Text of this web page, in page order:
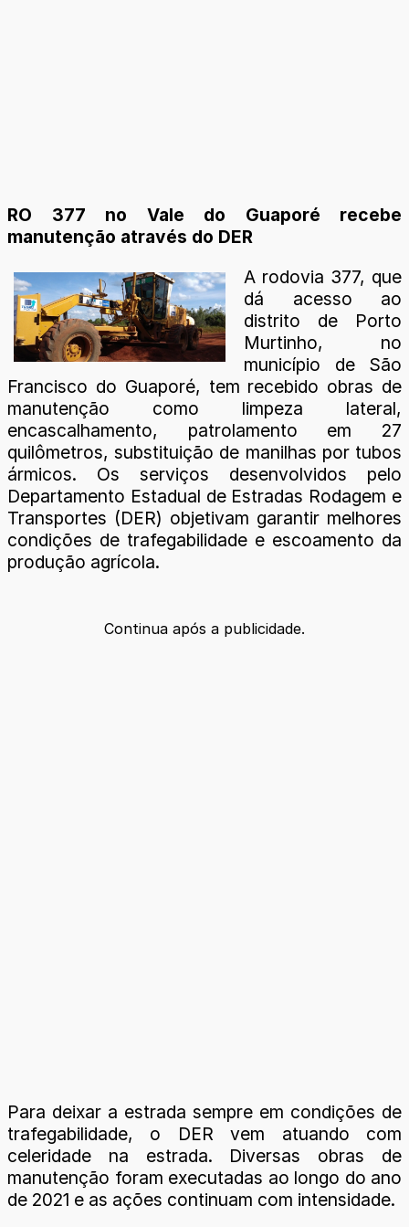
RO 377 no Vale do Guaporé recebe
manutenção através do DER
A rodovia 377, que
dá acesso ao
distrito de Porto
Murtinho, no
município de São
Francisco do Guaporé, tem recebido obras de
manutenção como limpeza lateral,
encascalhamento, patrolamento em 27
quilômetros, substituição de manilhas por tubos
ármicos. Os serviços desenvolvidos pelo
Departamento Estadual de Estradas Rodagem e
Transportes (DER) objetivam garantir melhores
condições de trafegabilidade e escoamento da
produção agrícola.
Continua após a publicidade.
Para deixar a estrada sempre em condições de
trafegabilidade, o DER vem atuando com
celeridade na estrada. Diversas obras de
manutenção foram executadas ao longo do ano
de 2021 e as ações continuam com intensidade.